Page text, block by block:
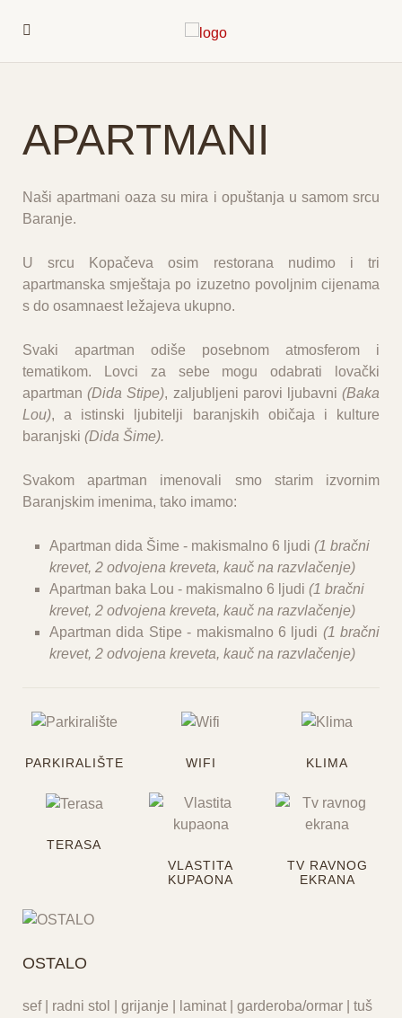
APARTMANI
Naši apartmani oaza su mira i opuštanja u samom srcu
Baranje.
U srcu Kopačeva osim restorana nudimo i tri
apartmanska smještaja po izuzetno povoljnim cijenama
s do osamnaest ležajeva ukupno.
Svaki apartman odiše posebnom atmosferom i
tematikom. Lovci za sebe mogu odabrati lovački
apartman(Dida Stipe), zaljubljeni parovi ljubavni(Baka
Lou), a istinski ljubitelji baranjskih običaja i kulture
baranjski (Dida Šime).
Svakom apartman imenovali smo starim izvornim
Baranjskim imenima, tako imamo:
Apartman dida Šime - makismalno 6 ljudi (1 bračni
krevet, 2 odvojena kreveta, kauč na razvlačenje)
Apartman baka Lou - makismalno 6 ljudi (1 bračni
krevet, 2 odvojena kreveta, kauč na razvlačenje)
Apartman dida Stipe- makismalno 6 ljudi (1 bračni
krevet, 2 odvojena kreveta, kauč na razvlačenje)
PARKIRALIŠTE WIFI KLIMA
TERASA
VLASTITA
KUPAONA
TV RAVNOG
EKRANA
OSTALO
sef | radni stol | grijanje | laminat | garderoba/ormar | tuš